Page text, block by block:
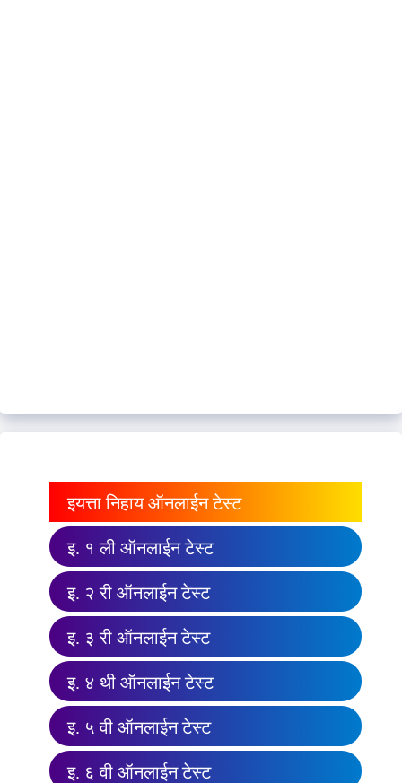
इयत्ता निहाय ऑनलाईन टेस्ट
इ. १ ली ऑनलाईन टेस्ट
इ. २ री ऑनलाईन टेस्ट
इ. ३ री ऑनलाईन टेस्ट
इ. ४ थी ऑनलाईन टेस्ट
इ. ५ वी ऑनलाईन टेस्ट
इ. ६ वी ऑनलाईन टेस्ट